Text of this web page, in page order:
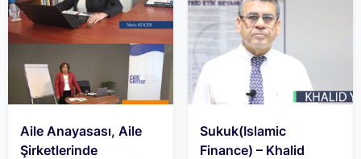
Aile Anayasası, Aile
Şirketlerinde
Sukuk(Islamic
Finance) – Khalid